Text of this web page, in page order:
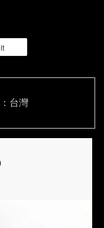
台灣